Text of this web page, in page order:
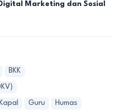
Marketing dan Sosial
BKK
Guru Humas